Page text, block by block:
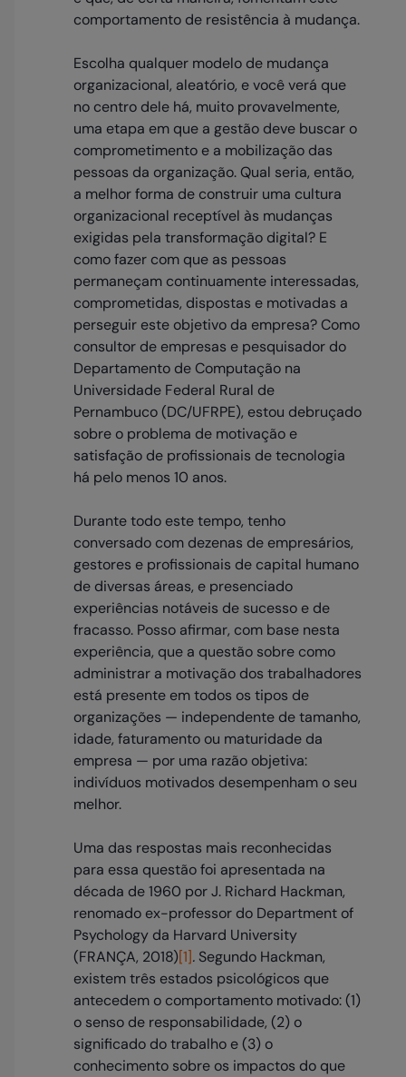
comportamento de resistência à mudança.
Escolha qualquer modelo de mudança
organizacional, aleatório, e você verá que
no centro dele há, muito provavelmente,
uma etapa em que a gestão deve buscar o
comprometimento e a mobilização das
pessoas da organização. Qual seria, então,
a melhor forma de construir uma cultura
organizacional receptível às mudanças
exigidas pela transformação digital? E
como fazer com que as pessoas
permaneçam continuamente interessadas,
comprometidas, dispostas e motivadas a
perseguir este objetivo da empresa? Como
consultor de empresas e pesquisador do
Departamento de Computação na
Universidade Federal Rural de
Pernambuco (DC/UFRPE), estou debruçado
sobre o problema de motivação e
satisfação de profissionais de tecnologia
há pelo menos 10 anos.
Durante todo este tempo, tenho
conversado com dezenas de empresários,
gestores e profissionais de capital humano
de diversas áreas, e presenciado
experiências notáveis de sucesso e de
fracasso. Posso afirmar, com base nesta
experiência, que a questão sobre como
administrar a motivação dos trabalhadores
está presente em todos os tipos de
organizações — independente de tamanho,
idade, faturamento ou maturidade da
empresa — por uma razão objetiva:
indivíduos motivados desempenham o seu
melhor.
Uma das respostas mais reconhecidas
para essa questão foi apresentada na
década de 1960 por J. Richard Hackman,
renomado ex-professor do Department of
Psychology da Harvard University
(FRANÇA, 2018)[1]. Segundo Hackman,
existem três estados psicológicos que
antecedem o comportamento motivado: (1)
o senso de responsabilidade, (2) o
significado do trabalho e (3) o
conhecimento sobre os impactos do que